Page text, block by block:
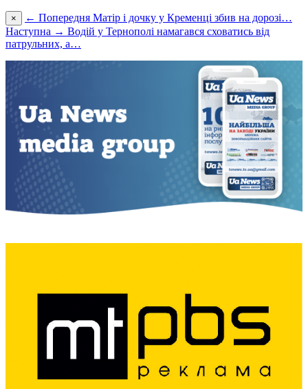
× ← Попередня Матір і дочку у Кременці збив на дорозі…
Наступна → Водій у Тернополі намагався сховатись від
патрульних, а…